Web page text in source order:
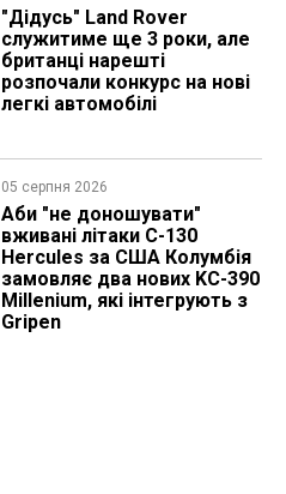
"Дідусь" Land Rover
служитиме ще 3 роки, але
британці нарешті
розпочали конкурс на нові
легкі автомобілі
05 серпня 2026
Аби "не доношувати"
вживані літаки C-130
Hercules за США Колумбія
замовляє два нових KC-390
Millenium, які інтегрують з
Gripen